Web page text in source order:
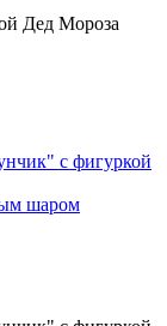
Дед Мороза
шаром